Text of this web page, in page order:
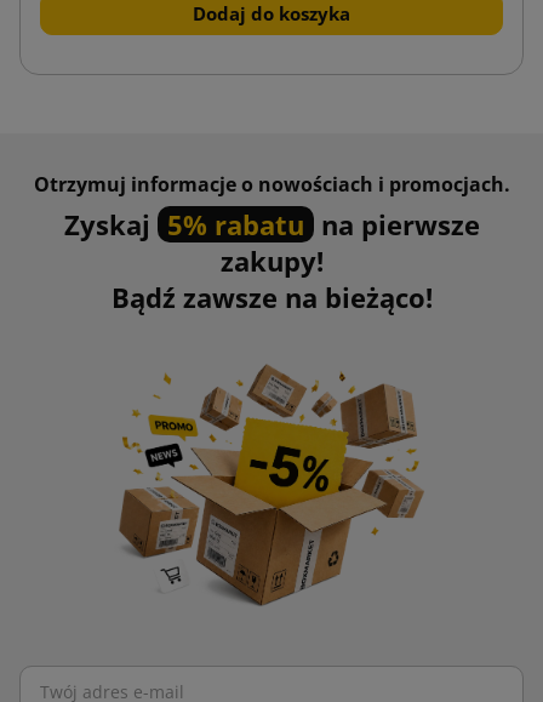
Dodaj do koszyka
Otrzymuj informacje o nowościach i promocjach.
Zyskaj 5% rabatu na pierwsze
zakupy!
Bądź zawsze na bieżąco!